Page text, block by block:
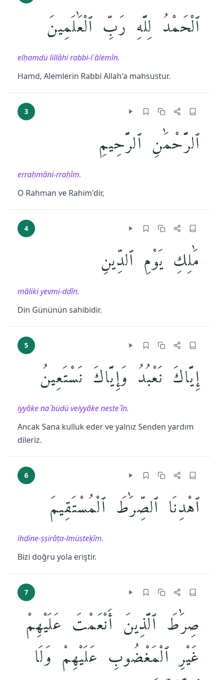
ٱلْحَمْدُ لِلَّهِ رَبِّ ٱلْعَٰلَمِينَ
elḥamdü lillâhi rabbi-l`âlemîn.
Hamd, Alemlerin Rabbi Allah'a mahsustur.
3
ٱلرَّحْمَٰنِ ٱلرَّحِيمِ
erraḥmâni-rraḥîm.
O Rahman ve Rahim'dir,
4
مَٰلِكِ يَوْمِ ٱلدِّينِ
mâliki yevmi-ddîn.
Din Gününün sahibidir.
5
إِيَّاكَ نَعْبُدُ وَإِيَّاكَ نَسْتَعِينُ
iyyâke na`büdü veiyyâke neste`în.
Ancak Sana kulluk eder ve yalnız Senden yardım
dileriz.
6
ٱهْدِنَا ٱلصِّرَٰطَ ٱلْمُسْتَقِيمَ
ihdine-ṣṣirâṭa-lmüsteḳîm.
Bizi doğru yola eriştir.
7
صِرَٰطَ ٱلَّذِينَ أَنْعَمْتَ عَلَيْهِمْ
غَيْرِ ٱلْمَغْضُوبِ عَلَيْهِمْ وَلَا